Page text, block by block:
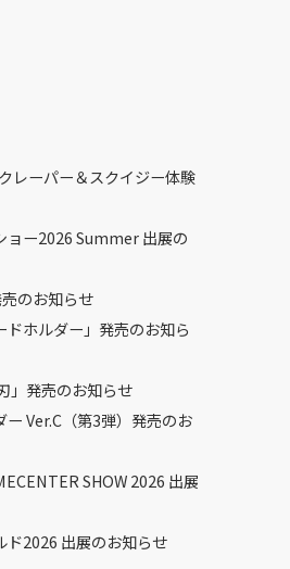
レーパー＆スクイジー体験
ョー2026 Summer 出展の
のお知らせ
ホルダー」発売のお知ら
」発売のお知らせ
Ver.C（第3弾）発売のお
SHOW 2026 出展
ド2026 出展のお知らせ